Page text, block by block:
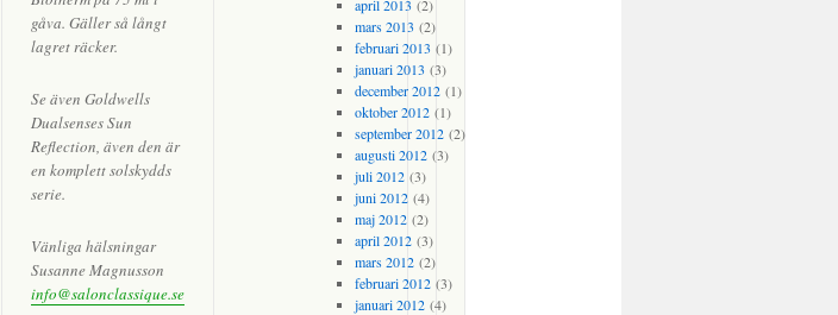
gåva. Gäller så långt
lagret räcker.
Se även Goldwells
Dualsenses Sun
Reflection, även den är
en komplett solskydds
serie.
Vänliga hälsningar
Susanne Magnusson
info@salonclassique.se
april 2013 (2)
mars 2013 (2)
februari 2013 (1)
januari 2013 (3)
december 2012(1)
oktober 2012(1)
september 2012(2)
augusti 2012(3)
juli 2012(3)
juni 2012(4)
maj 2012(2)
april 2012(3)
mars 2012(2)
februari 2012(3)
januari 2012(4)